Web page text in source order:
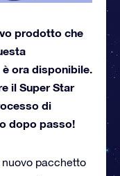
prodotto che
ora disponibile.
il Super Star
di
dopo passo!
pacchetto